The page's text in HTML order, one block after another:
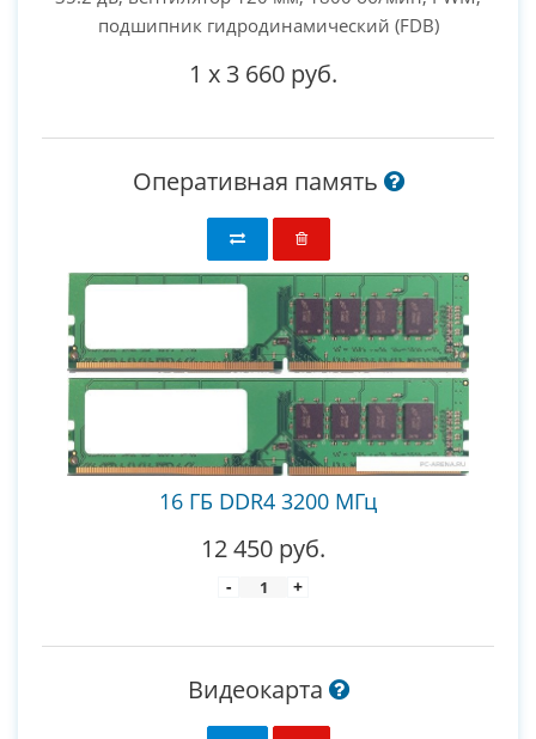
подшипник гидродинамический (FDB)
1 x 3 660 руб.
Оперативная память
16 ГБ DDR4 3200 МГц
12 450 руб.
- +
Видеокарта